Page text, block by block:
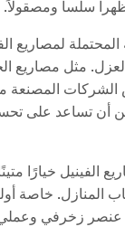
سلساً ومصقولاً.
لمصاريع
مثل مصاريع
المصنعة
أن تساعد على
الفينيل خيارًا
المنازل. خاصة
عنصر زخرفي